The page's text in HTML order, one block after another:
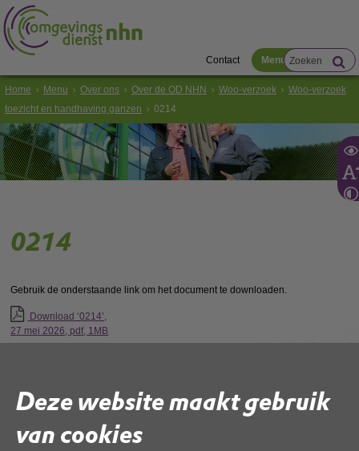
Deze website maakt gebruik
van cookies
Contact Menu
Home Menu Over ons Over de OD NHN Woo-verzoek
Woo-verzoek
toezicht en handhaving ganzen
0214
0214
Gebruik de onderstaande link om het document te downloaden.
Download ‘0214’,
27 mei 2026, pdf, 1MB